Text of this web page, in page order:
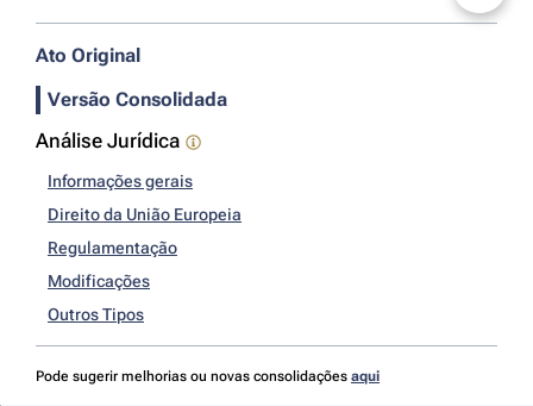
Ato Original
Versão Consolidada
Análise Jurídica
Informações gerais
Direito da União Europeia
Regulamentação
Modificações
Outros Tipos
Pode sugerir melhorias ou novas consolidações aqui